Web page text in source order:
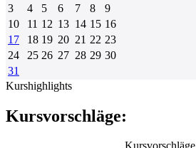
3
4 5 6 7 8
9
10
11 12 13 14 15 16
17
18 19 20 21 22 23
24
25 26 27 28 29 30
31
Kurshighlights
Kursvorschläge: